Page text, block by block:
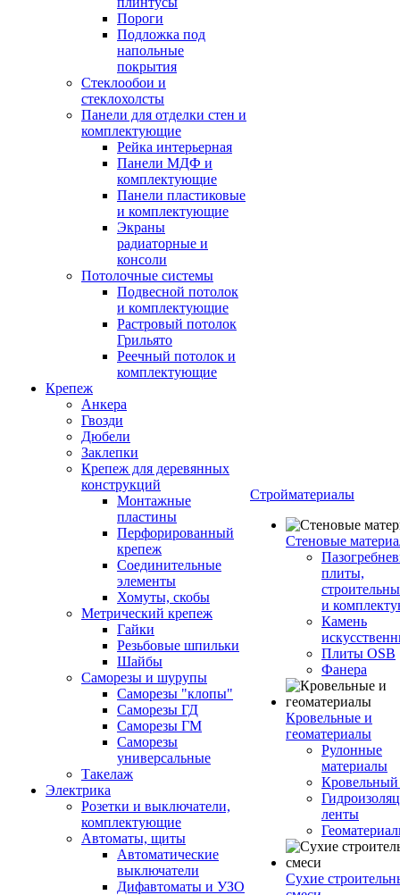
Пороги
Подложка под
напольные
покрытия
Стеклообои и
стеклохолсты
Панели для отделки стен и
комплектующие
Рейка интерьерная
Панели МДФ и
комплектующие
Панели пластиковые
и комплектующие
Экраны
радиаторные и
консоли
Потолочные системы
Подвесной потолок
и комплектующие
Растровый потолок
Грильято
Реечный потолок и
комплектующие
Крепеж
Анкера
Гвозди
Дюбели
Заклепки
Крепеж для деревянных
конструкций
Монтажные
пластины
Перфорированный
крепеж
Соединительные
элементы
Хомуты, скобы
Метрический крепеж
Гайки
Резьбовые шпильки
Шайбы
Саморезы и шурупы
Саморезы "клопы"
Саморезы ГД
Саморезы ГМ
Саморезы
универсальные
Такелаж
Электрика
Розетки и выключатели,
комплектующие
Автоматы, щиты
Автоматические
выключатели
Дифавтоматы и УЗО
Стройматериалы
Стеновые
плиты,
и
Камень
Плиты OSB
Фанера
Кровельные и
геоматериалы
Рулонные
материалы
ленты
Сухие